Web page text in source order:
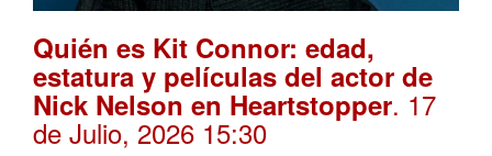
Quién es Kit Connor: edad,
estatura y películas del actor de
Nick Nelson en Heartstopper. 17
de Julio, 2026 15:30